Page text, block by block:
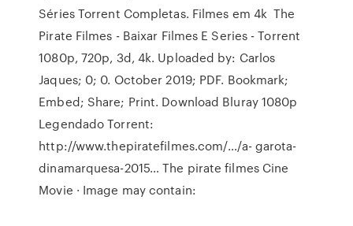
Séries Torrent Completas. Filmes em 4k The
Pirate Filmes - Baixar Filmes E Series - Torrent
1080p, 720p, 3d, 4k. Uploaded by: Carlos
Jaques; 0; 0. October 2019; PDF. Bookmark;
Embed; Share; Print. Download Bluray 1080p
Legendado Torrent:
http://www.thepiratefilmes.com/…/a- garota-
dinamarquesa-2015… The pirate filmes Cine
Movie · Image may contain: